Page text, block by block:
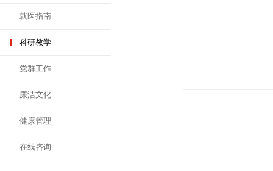
就医指南
科研教学
党群工作
廉洁文化
健康管理
在线咨询